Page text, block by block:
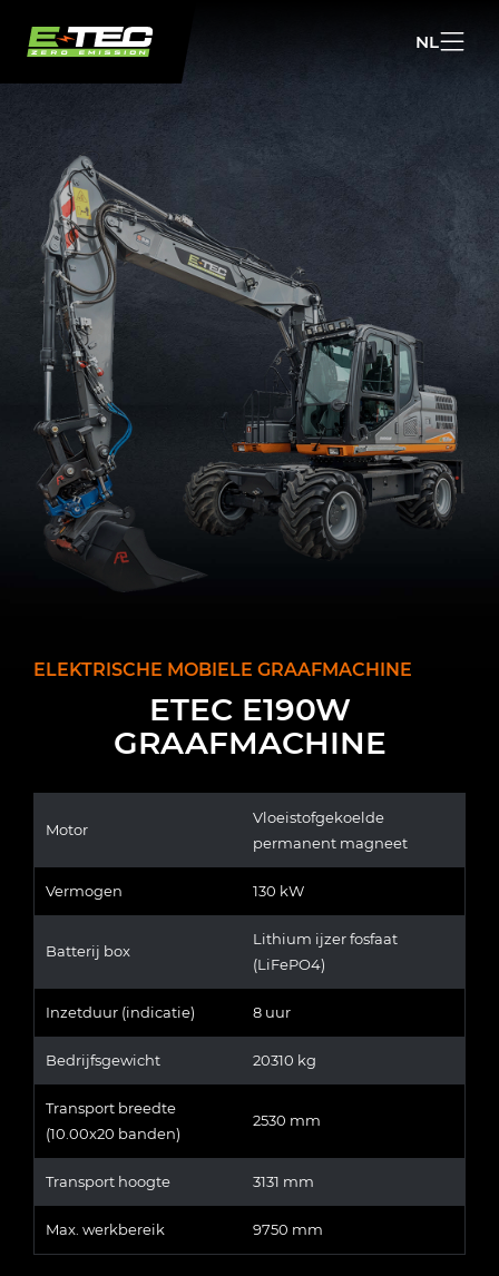
NL
ELEKTRISCHE MOBIELE GRAAFMACHINE
ETEC E190W
GRAAFMACHINE
Motor
Vloeistofgekoelde
permanent magneet
Vermogen 130 kW
Batterij box
Lithium ijzer fosfaat
(LiFePO4)
Inzetduur (indicatie) 8 uur
Bedrijfsgewicht 20310 kg
Transport breedte
(10.00x20 banden)
2530 mm
Transport hoogte 3131 mm
Max. werkbereik 9750 mm